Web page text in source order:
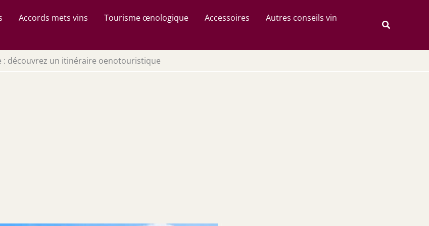
Accords mets vins Tourisme œnologique Accessoires
Autres conseils vin
Rechercher
: découvrez un itinéraire oenotouristique